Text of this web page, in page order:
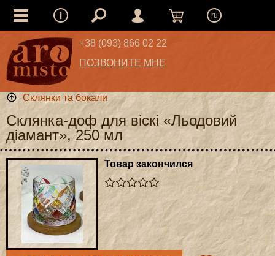
ru
+38 (093) 866 02 22
ПОЗВОНИТЕ МНЕ
Склянки та бокали
Склянка-доф для віскі «Льодовий
діамант», 250 мл
Товар закончился